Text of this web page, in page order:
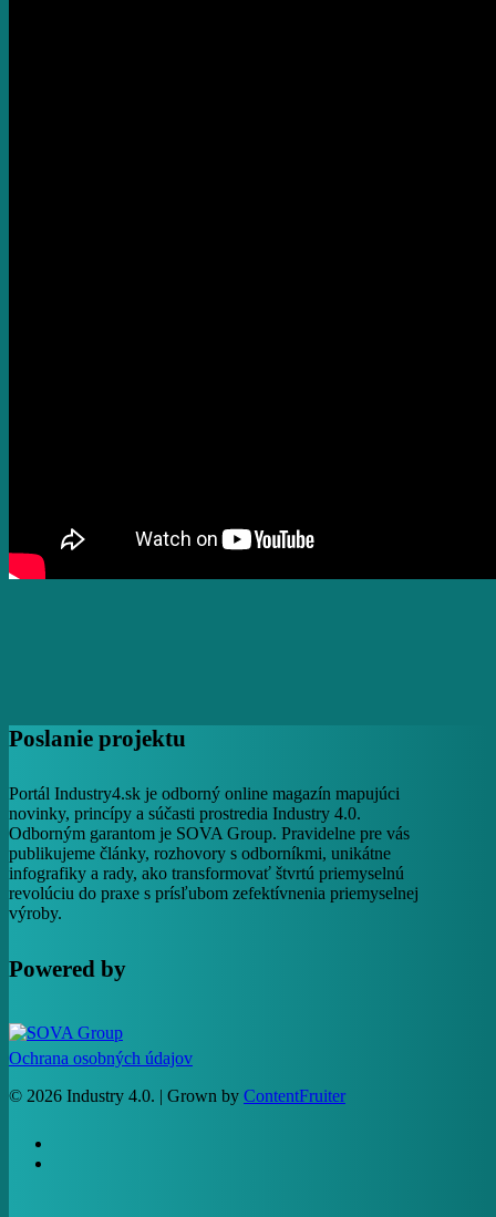
Poslanie projektu
Portál Industry4.sk je odborný online magazín mapujúci
novinky, princípy a súčasti prostredia Industry 4.0.
Odborným garantom je SOVA Group. Pravidelne pre vás
publikujeme články, rozhovory s odborníkmi, unikátne
infografiky a rady, ako transformovať štvrtú priemyselnú
revolúciu do praxe s prísľubom zefektívnenia priemyselnej
výroby.
Powered by
Ochrana osobných údajov
© 2026 Industry 4.0. | Grown by ContentFruiter